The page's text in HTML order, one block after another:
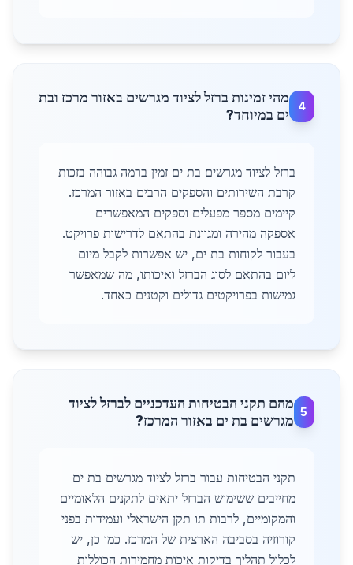
4
מהי זמינות ברזל לציוד מגרשים באזור מרכז ובת
ים במיוחד?
ברזל לציוד מגרשים בת ים זמין ברמה גבוהה בזכות
קרבת השירותים והספקים הרבים באזור המרכז.
קיימים מספר מפעלים וספקים המאפשרים
אספקה מהירה ומגוונת בהתאם לדרישות פרויקט.
בעבור לקוחות בת ים, יש אפשרות לקבל מיום
ליום בהתאם לסוג הברזל ואיכותו, מה שמאפשר
גמישות בפרויקטים גדולים וקטנים כאחד.
5
מהם תקני הבטיחות העדכניים לברזל לציוד
מגרשים בת ים באזור המרכז?
תקני הבטיחות עבור ברזל לציוד מגרשים בת ים
מחייבים ששימוש הברזל יתאים לתקנים הלאומיים
והמקומיים, לרבות תו תקן הישראלי ועמידות בפני
קורוזיה בסביבה הארצית של המרכז. כמו כן, יש
לכלול תהליך בדיקות איכות מחמירות הכוללות